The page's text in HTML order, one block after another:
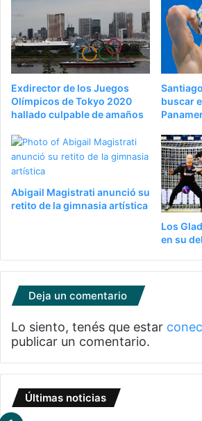
Exdirector de los Juegos
Olímpicos de Tokyo 2020
hallado culpable de amaños
buscar
Abigail Magistrati anunció su
retito de la gimnasia artística
Los
en su
Deja un comentario
Lo siento, tenés que estar
publicar un comentario.
Últimas noticias